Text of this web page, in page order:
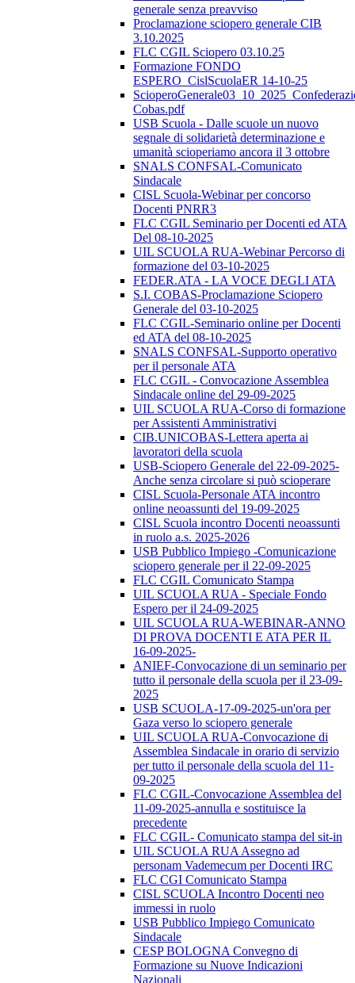
generale senza preavviso
Proclamazione sciopero generale CIB
3.10.2025
FLC CGIL Sciopero 03.10.25
Formazione FONDO
ESPERO_CislScuolaER 14-10-25
Cobas.pdf
USB Scuola - Dalle scuole un nuovo
segnale di solidarietà determinazione e
umanità scioperiamo ancora il 3 ottobre
SNALS CONFSAL-Comunicato
Sindacale
CISL Scuola-Webinar per concorso
Docenti PNRR3
FLC CGIL Seminario per Docenti ed ATA
Del 08-10-2025
UIL SCUOLA RUA-Webinar Percorso di
formazione del 03-10-2025
FEDER.ATA - LA VOCE DEGLI ATA
S.I. COBAS-Proclamazione Sciopero
Generale del 03-10-2025
FLC CGIL-Seminario online per Docenti
ed ATA del 08-10-2025
SNALS CONFSAL-Supporto operativo
per il personale ATA
FLC CGIL - Convocazione Assemblea
Sindacale online del 29-09-2025
UIL SCUOLA RUA-Corso di formazione
per Assistenti Amministrativi
CIB.UNICOBAS-Lettera aperta ai
lavoratori della scuola
USB-Sciopero Generale del 22-09-2025-
Anche senza circolare si può scioperare
CISL Scuola-Personale ATA incontro
online neoassunti del 19-09-2025
CISL Scuola incontro Docenti neoassunti
in ruolo a.s. 2025-2026
USB Pubblico Impiego -Comunicazione
sciopero generale per il 22-09-2025
FLC CGIL Comunicato Stampa
UIL SCUOLA RUA - Speciale Fondo
Espero per il 24-09-2025
UIL SCUOLA RUA-WEBINAR-ANNO
DI PROVA DOCENTI E ATA PER IL
16-09-2025-
ANIEF-Convocazione di un seminario per
tutto il personale della scuola per il 23-09-
2025
USB SCUOLA-17-09-2025-un'ora per
Gaza verso lo sciopero generale
UIL SCUOLA RUA-Convocazione di
Assemblea Sindacale in orario di servizio
per tutto il personale della scuola del 11-
09-2025
FLC CGIL-Convocazione Assemblea del
11-09-2025-annulla e sostituisce la
precedente
FLC CGIL- Comunicato stampa del sit-in
UIL SCUOLA RUA Assegno ad
personam Vademecum per Docenti IRC
FLC CGI Comunicato Stampa
CISL SCUOLA Incontro Docenti neo
immessi in ruolo
USB Pubblico Impiego Comunicato
Sindacale
CESP BOLOGNA Convegno di
Formazione su Nuove Indicazioni
Nazionali